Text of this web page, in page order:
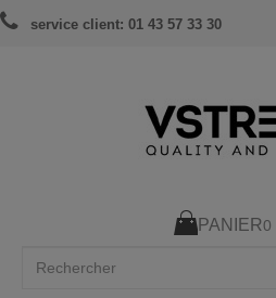
service client: 01 43 57 33 30
PANIER0